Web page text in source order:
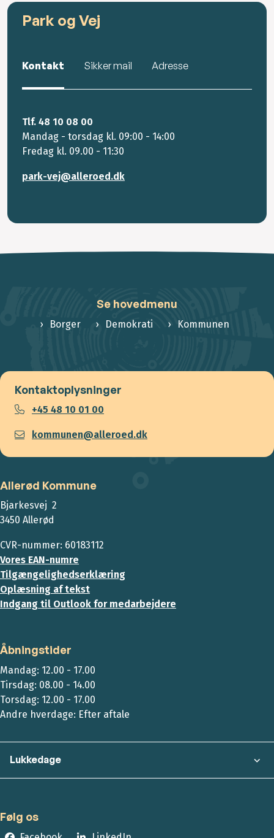
Park og Vej
Kontakt Sikker mail Adresse
Tlf. 48 10 08 00
Mandag - torsdag kl. 09:00 - 14:00
Fredag kl. 09.00 - 11:30
park-vej@alleroed.dk
Se hovedmenu
Borger Demokrati Kommunen
Kontaktoplysninger
+45 48 10 01 00
kommunen@alleroed.dk
Allerød Kommune
Bjarkesvej 2
3450 Allerød
CVR-nummer: 60183112
Vores EAN-numre
Tilgængelighedserklæring
Oplæsning af tekst
Indgang til Outlook for medarbejdere
Åbningstider
Mandag: 12.00 - 17.00
Tirsdag: 08.00 - 14.00
Torsdag: 12.00 - 17.00
Andre hverdage: Efter aftale
Lukkedage
Følg os